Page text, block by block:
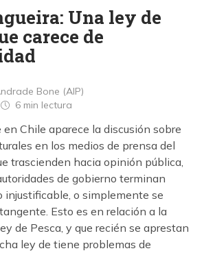
Una ley de
carece de
Bone (AIP)
6 min lectura
en Chile aparece la discusión sobre
en los medios de prensa del
trascienden hacia opinión pública,
de gobierno terminan
injustificable, o simplemente se
Esto es en relación a la
de Pesca, y que recién se aprestan
ley de tiene problemas de